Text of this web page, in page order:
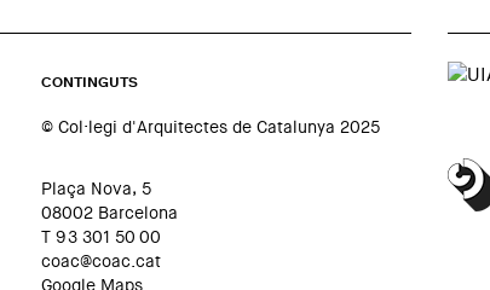
CONTINGUTS
© Col·legi d'Arquitectes de Catalunya 2025
Plaça Nova, 5
08002 Barcelona
T 93 301 50 00
coac@coac.cat
Google Maps